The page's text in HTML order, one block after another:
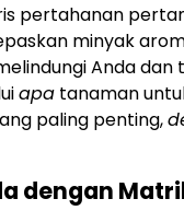
pertahanan
minyak
Anda dan
apatanaman
paling penting,
dengan